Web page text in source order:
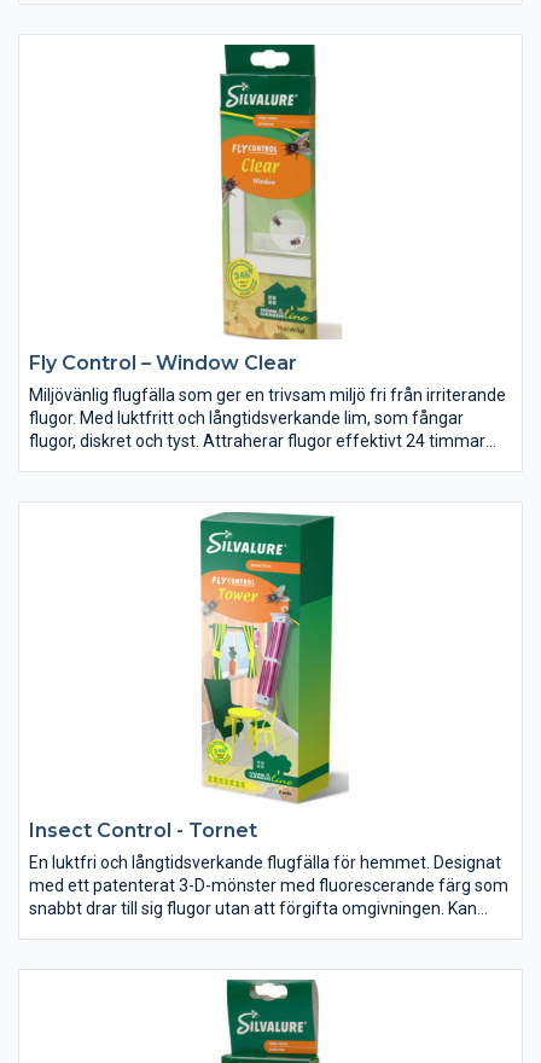
effektivt 24 timmar om dygnet.
Fly Control – Window Clear
Miljövänlig flugfälla som ger en trivsam miljö fri från irriterande
flugor. Med luktfritt och långtidsverkande lim, som fångar
flugor, diskret och tyst. Attraherar flugor effektivt 24 timmar
Insect Control - Tornet
En luktfri och långtidsverkande flugfälla för hemmet. Designat
med ett patenterat 3-D-mönster med fluorescerande färg som
snabbt drar till sig flugor utan att förgifta omgivningen. Kan